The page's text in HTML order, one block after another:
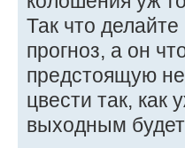
Так что
прогноз, а он
предстоящую
цвести так, как
выходным